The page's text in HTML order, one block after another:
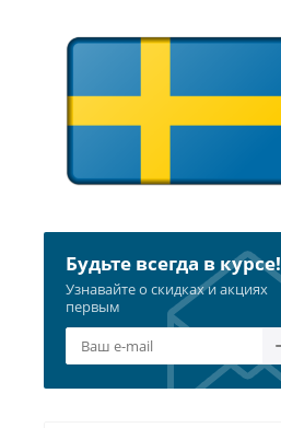
Будьте всегда в курсе!
Узнавайте о скидках и акциях
первым